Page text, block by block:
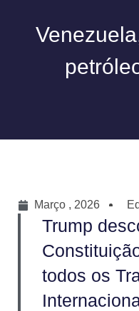
Março , 2026
Trump
todos os